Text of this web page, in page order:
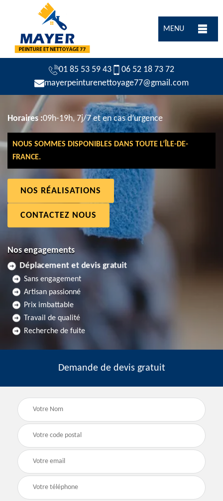
MENU
01 85 53 59 43
06 52 18 73 72
mayerpeinturenettoyage77@gmail.com
Horaires :09h-19h, 7j/7 et en cas d’urgence
NOUS SOMMES DISPONIBLES DANS TOUTE L’ÎLE-DE-
FRANCE.
NOS RÉALISATIONS
CONTACTEZ NOUS
Nos engagements
Déplacement et devis gratuit
Sans engagement
Artisan passionné
Prix imbattable
Travail de qualité
Recherche de fuite
Demande de devis gratuit